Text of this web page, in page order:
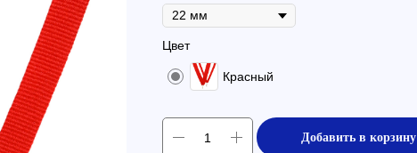
Цвет
Красный
Добавить в корзину